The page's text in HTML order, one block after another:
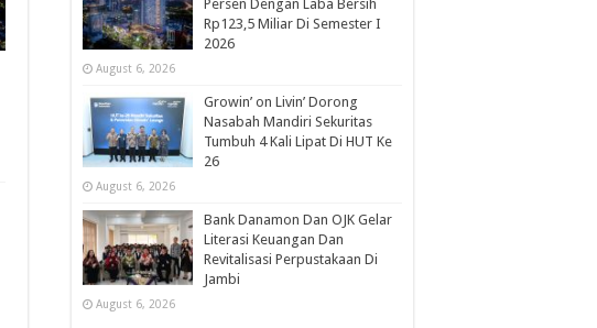
Persen Dengan Laba Bersih
Rp123,5 Miliar Di Semester I
2026
August 6, 2026
Growin’ on Livin’ Dorong
Nasabah Mandiri Sekuritas
Tumbuh 4 Kali Lipat Di HUT Ke
26
August 6, 2026
Bank Danamon Dan OJK Gelar
Literasi Keuangan Dan
Revitalisasi Perpustakaan Di
Jambi
August 6, 2026